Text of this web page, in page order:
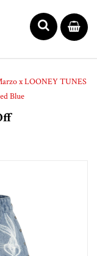
x LOONEY TUNES
Blue